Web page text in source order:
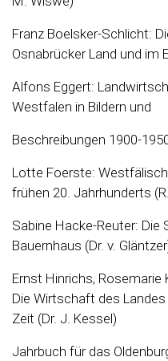
Franz Boelsker-Schlicht:
Osnabrücker Land und im
Alfons Eggert:
Westfalen in Bildern und
Beschreibungen 1900-
Lotte Foerste:
frühen 20. Jahrhunderts
Sabine Hacke-Reuter:
Bauernhaus (Dr. v.
Ernst Hinrichs, Rosemarie
Die Wirtschaft des
Zeit (Dr. J. Kessel)
Jahrbuch für das